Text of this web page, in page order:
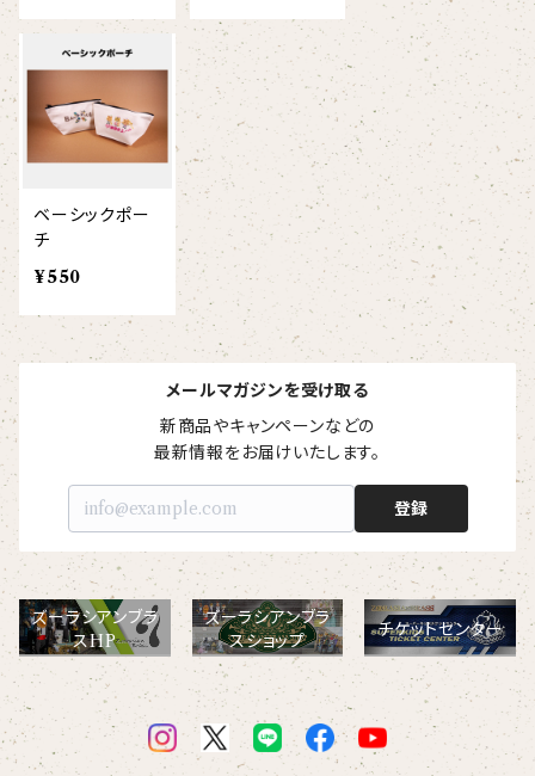
【face_point】
【balancing typo】
【crest_turquoise】
【EVENT ※期間限定商品】
カーディガン
フランソワルトン
チーター
オコジョ
ホワイトライオン
ベーシックポー
チ
¥550
メールマガジンを受け取る
新商品やキャンペーンなどの
最新情報をお届けいたします。
登録
ズーラシアンブラ
スHP
ズーラシアンブラ
スショップ
チケットセンター